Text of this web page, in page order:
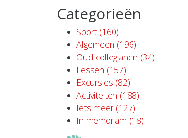
Categorieën
Sport (160)
Algemeen (196)
Oud-collegianen (34)
Lessen (157)
Excursies (82)
Activiteiten (188)
Iets meer (127)
In memoriam (18)